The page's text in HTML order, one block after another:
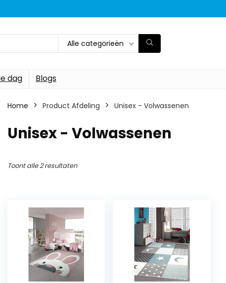
Alle categorieën
dag Blogs
Home Product Afdeling ‎Unisex - Volwassenen
‎Unisex - Volwassenen
Toont alle 2 resultaten